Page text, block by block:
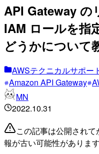
API Gateway の
IAM ロールを指
どうかについて
AWSテクニカルサポー
Amazon API Gateway
MN
2022.10.31
この記事は公開され
報が古い可能性がありま